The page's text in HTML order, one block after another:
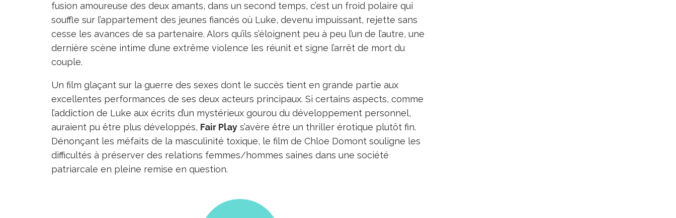
fusion amoureuse des deux amants, dans un second temps, c’est un froid polaire qui
souffle sur l’appartement des jeunes fiancés où Luke, devenu impuissant, rejette sans
cesse les avances de sa partenaire. Alors qu’ils s’éloignent peu à peu l’un de l’autre, une
dernière scène intime d’une extrême violence les réunit et signe l’arrêt de mort du
couple.
Un film glaçant sur la guerre des sexes dont le succès tient en grande partie aux
excellentes performances de ses deux acteurs principaux. Si certains aspects, comme
l’addiction de Luke aux écrits d’un mystérieux gourou du développement personnel,
auraient pu être plus développés, Fair Play s’avère être un thriller érotique plutôt fin.
Dénonçant les méfaits de la masculinité toxique, le film de Chloe Domont souligne les
difficultés à préserver des relations femmes/hommes saines dans une société
patriarcale en pleine remise en question.